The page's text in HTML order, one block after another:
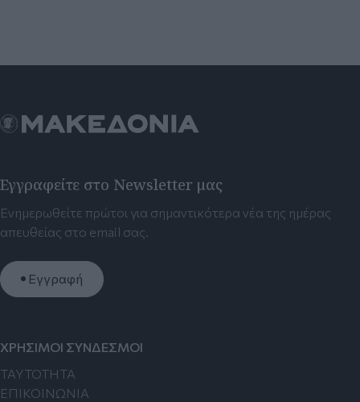
Εγγραφείτε στο Newsletter μας
Ενημερωθείτε πρώτοι για σημαντικότερα νέα της ημέρας
απευθείας στο email σας.
Εγγραφή
ΧΡΗΣΙΜΟΙ ΣΥΝΔΕΣΜΟΙ
TAYTOTHTA
ΕΠΙΚΟΙΝΩΝΙΑ